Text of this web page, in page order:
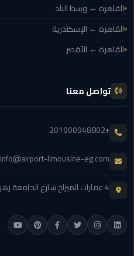
ليموزين
لاين
الرحاب
ليموزين
الخامس
القاهرة ← وسط البلد
القاهرة ← الإسكندرية
القاهرة ← الأقصر
تواصل معنا
+201000948802
info@airport-limousine-eg.com
4 عمارات الميراج شارع الجامعة زهراء مدينة نصر القاهرة مصر